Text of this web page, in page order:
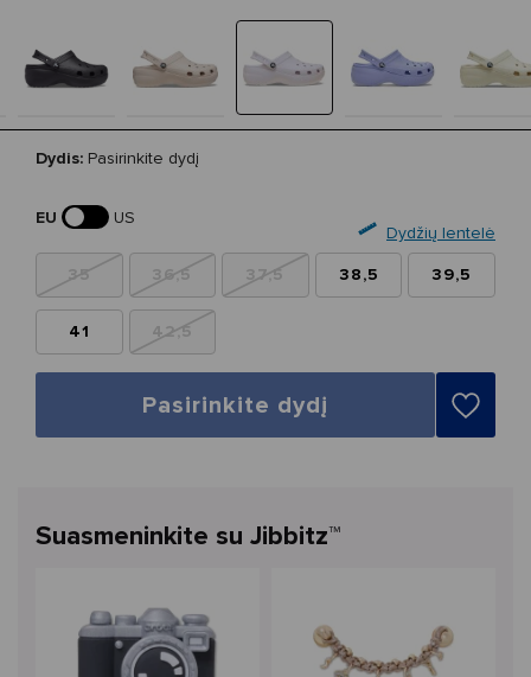
Dydis: Pasirinkite dydį
EU
US
Dydžių lentelė
35 36,5 37,5 38,5 39,5
41 42,5
Pasirinkite dydį
Suasmeninkite su Jibbitz™